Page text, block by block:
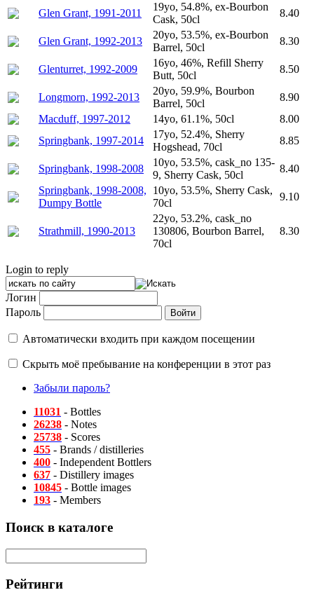
Glen Grant, 1991-2011
19yo, 54.8%, ex-Bourbon
Cask, 50cl
8.40
Glen Grant, 1992-2013
20yo, 53.5%, ex-Bourbon
Barrel, 50cl
8.30
Glenturret, 1992-2009
16yo, 46%, Refill Sherry
Butt, 50cl
8.50
Longmorn, 1992-2013
20yo, 59.9%, Bourbon
Barrel, 50cl
8.90
Macduff, 1997-2012
14yo, 61.1%, 50cl
8.00
Springbank, 1997-2014
17yo, 52.4%, Sherry
Hogshead, 70cl
8.85
Springbank, 1998-2008
10yo, 53.5%, cask_no 135-
9, Sherry Cask, 50cl
8.40
Springbank, 1998-2008,
Dumpy Bottle
10yo, 53.5%, Sherry Cask,
70cl
9.10
Strathmill, 1990-2013
22yo, 53.2%, cask_no
130806, Bourbon Barrel,
70cl
8.30
Login to reply
Логин
Пароль
Автоматически входить при каждом посещении
Скрыть моё пребывание на конференции в этот раз
Забыли пароль?
11031 - Bottles
26238 - Notes
25738 - Scores
455 - Brands / distilleries
400 - Independent Bottlers
637 - Distillery images
10845 - Bottle images
193 - Members
Поиск в каталоге
Рейтинги